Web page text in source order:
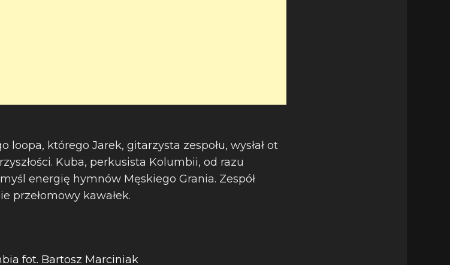
loopa, którego Jarek, gitarzysta zespołu, wysłał ot
Kuba, perkusista Kolumbii, od razu
energię hymnów Męskiego Grania. Zespół
przełomowy kawałek.